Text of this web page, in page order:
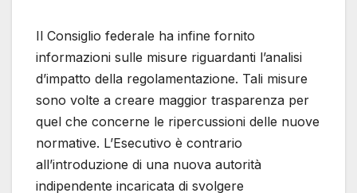
Il Consiglio federale ha infine fornito
informazioni sulle misure riguardanti l’analisi
d’impatto della regolamentazione. Tali misure
sono volte a creare maggior trasparenza per
quel che concerne le ripercussioni delle nuove
normative. L’Esecutivo è contrario
all’introduzione di una nuova autorità
indipendente incaricata di svolgere